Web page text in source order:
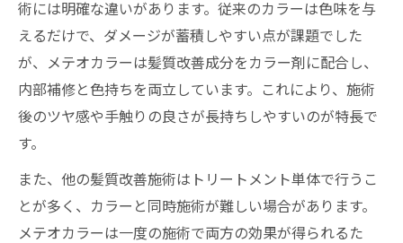
術には明確な違いがあります。従来のカラーは色味を与
えるだけで、ダメージが蓄積しやすい点が課題でした
が、メテオカラーは髪質改善成分をカラー剤に配合し、
内部補修と色持ちを両立しています。これにより、施術
後のツヤ感や手触りの良さが長持ちしやすいのが特長で
す。
また、他の髪質改善施術はトリートメント単体で行うこ
とが多く、カラーと同時施術が難しい場合があります。
メテオカラーは一度の施術で両方の効果が得られるた